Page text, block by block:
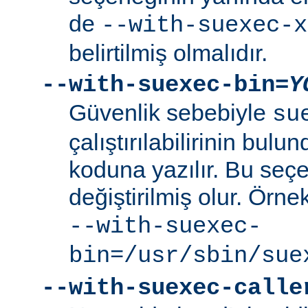
de --with-suexec-
belirtilmiş olmalıdır.
--with-suexec-bin=
Güvenlik sebebiyle
çalıştırılabilirinin
koduna yazılır. Bu
değiştirilmiş olur.
--with-suexec-
bin=/usr/sbin/
--with-suexec-